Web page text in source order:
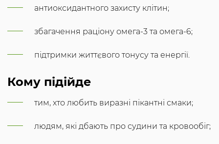
антиоксидантного захисту клітин;
збагачення раціону омега-3 та омега-6;
підтримки життєвого тонусу та енергії.
Кому підійде
тим, хто любить виразні пікантні смаки;
людям, які дбають про судини та кровообіг;